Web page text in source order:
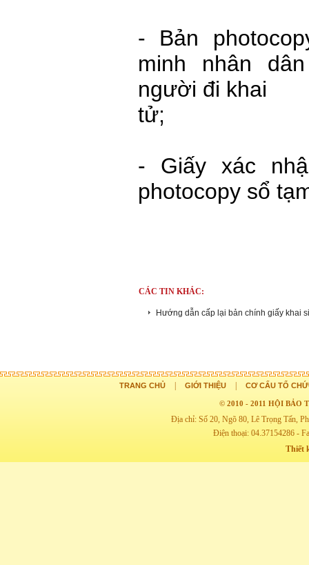
- Bản
minh nhân
người đi khai
tử;
- Giấy xác
photocopy sổ
CÁC TIN KHÁC:
Hướng dẫn cấp lại bản chính giấy khai
TRANG CHỦ GIỚI THIỆU CƠ CẤU TỔ
© 2010 - 2011 HỘI BẢO
Địa chỉ: Số 20, Ngõ 80, Lê Trọng Tấn,
Điện thoại: 04.37154286 -
Thiết